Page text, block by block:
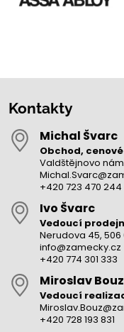
Kontakty
Michal Švarc
Obchod,
Valdštějnovo
+420 723 470 244
Ivo Švarc
Vedoucí
Nerudova 45, 506
info@zamecky.cz
+420 774 301 333
Miroslav Bouz
Vedoucí
+420 728 193 831